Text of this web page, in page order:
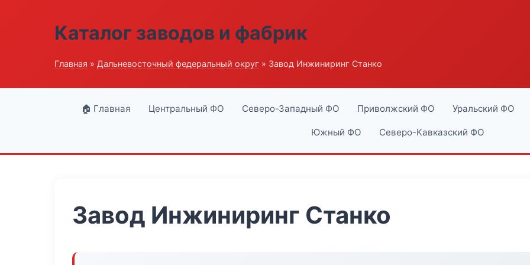
Каталог заводов и фабрик
Главная » Дальневосточный федеральный округ » Завод Инжиниринг Станко
🏠 Главная Центральный ФО Северо-Западный ФО Приволжский ФО Уральский ФО
Южный ФО Северо-Кавказский ФО
Завод Инжиниринг Станко